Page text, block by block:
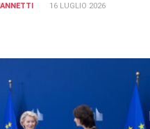
16 LUGLIO 2026